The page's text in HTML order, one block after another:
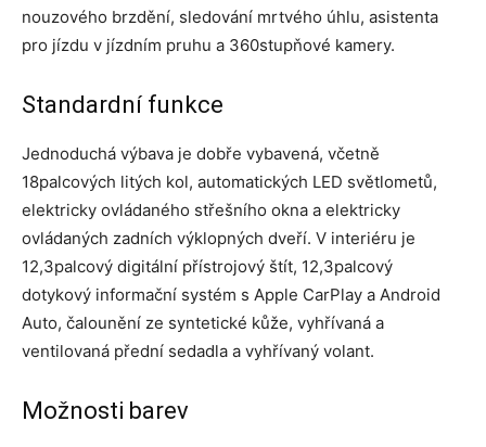
nouzového brzdění, sledování mrtvého úhlu, asistenta
pro jízdu v jízdním pruhu a 360stupňové kamery.
Standardní funkce
Jednoduchá výbava je dobře vybavená, včetně
18palcových litých kol, automatických LED světlometů,
elektricky ovládaného střešního okna a elektricky
ovládaných zadních výklopných dveří. V interiéru je
12,3palcový digitální přístrojový štít, 12,3palcový
dotykový informační systém s Apple CarPlay a Android
Auto, čalounění ze syntetické kůže, vyhřívaná a
ventilovaná přední sedadla a vyhřívaný volant.
Možnosti barev